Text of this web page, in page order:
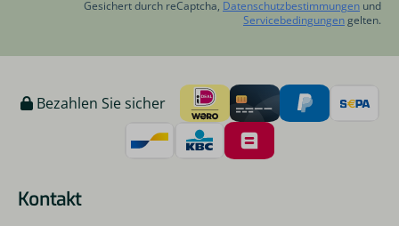
Gesichert durch reCaptcha, Datenschutzbestimmungen und
Servicebedingungengelten.
Bezahlen Sie sicher
Kontakt